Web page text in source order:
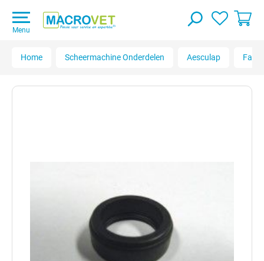
Menu
Home Scheermachine Onderdelen Aesculap